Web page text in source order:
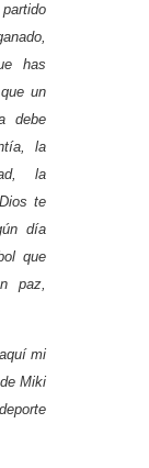
has
un
debe
la
la
te
día
que
paz,
mi
Miki